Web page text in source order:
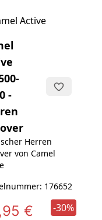
-
Herren
von Camel
176652
€
-30%